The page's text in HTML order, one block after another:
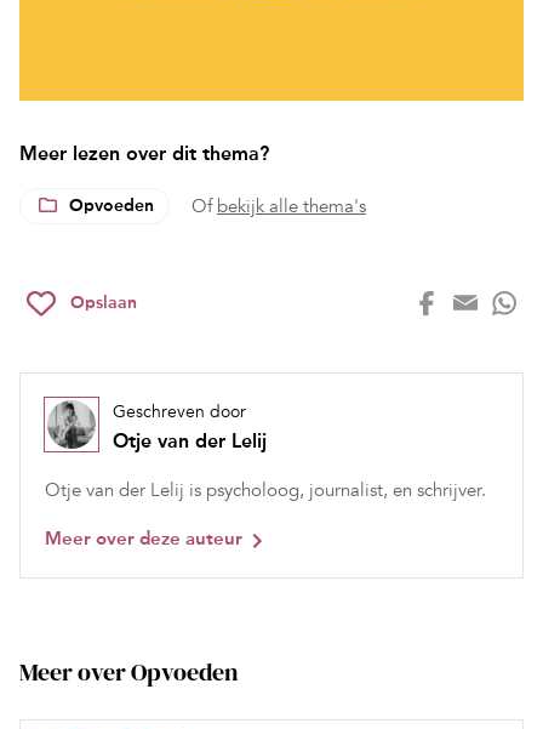
Meer lezen over dit thema?
Opvoeden Of bekijk alle thema's
Opslaan
Geschreven door
Otje van der Lelij
Otje van der Lelij is psycholoog, journalist, en schrijver.
Meer over deze auteur
Meer over Opvoeden